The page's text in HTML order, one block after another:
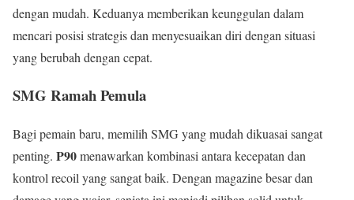
dengan mudah. Keduanya memberikan keunggulan dalam
mencari posisi strategis dan menyesuaikan diri dengan situasi
yang berubah dengan cepat.
SMG Ramah Pemula
Bagi pemain baru, memilih SMG yang mudah dikuasai sangat
penting. P90menawarkan kombinasi antara kecepatan dan
kontrol recoil yang sangat baik. Dengan magazine besar dan